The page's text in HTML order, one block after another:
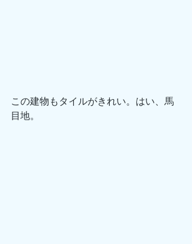
この建物もタイルがきれい。はい、馬
目地。